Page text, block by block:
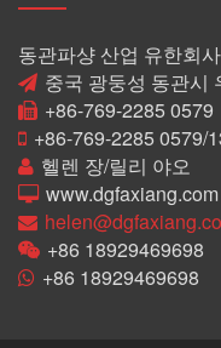
동관파샹 산업 유한회
중국 광둥성 동관시
+86-769-2285 0579
+86-769-2285 0579/
헬렌 장/릴리 야오
www.dgfaxiang.com
+86 18929469698
+86 18929469698